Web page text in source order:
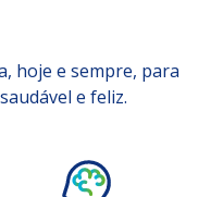
hoje e sempre, para
e feliz.